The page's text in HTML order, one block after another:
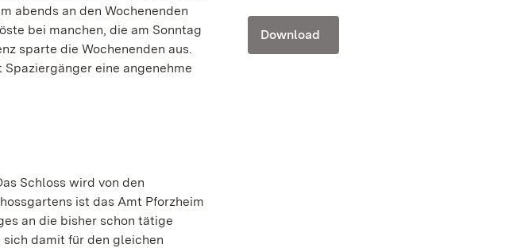
abends an den Wochenenden
bei manchen, die am Sonntag
sparte die Wochenenden aus.
eine angenehme
Schloss wird von den
ist das Amt Pforzheim
an die bisher schon tätige
sich damit für den gleichen
Download